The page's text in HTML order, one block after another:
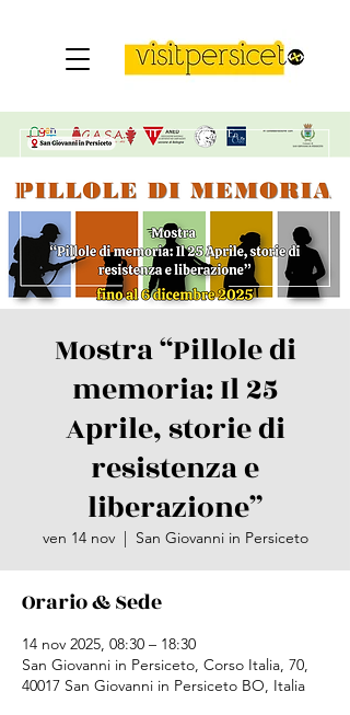
Mostra “Pillole di
memoria: Il 25
Aprile, storie di
resistenza e
liberazione”
ven 14 nov
  |
San Giovanni in Persiceto
Orario & Sede
14 nov 2025, 08:30 – 18:30
San Giovanni in Persiceto, Corso Italia, 70,
40017 San Giovanni in Persiceto BO, Italia